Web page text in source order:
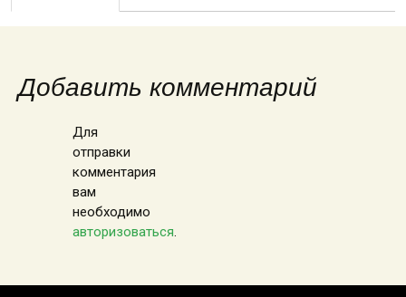
Добавить комментарий
Для
отправки
комментария
вам
необходимо
авторизоваться.